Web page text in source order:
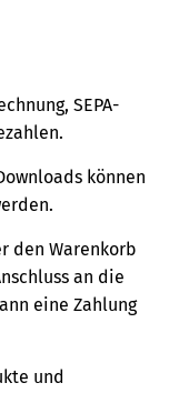
SEPA-
können
den Warenkorb
an die
eine Zahlung
und